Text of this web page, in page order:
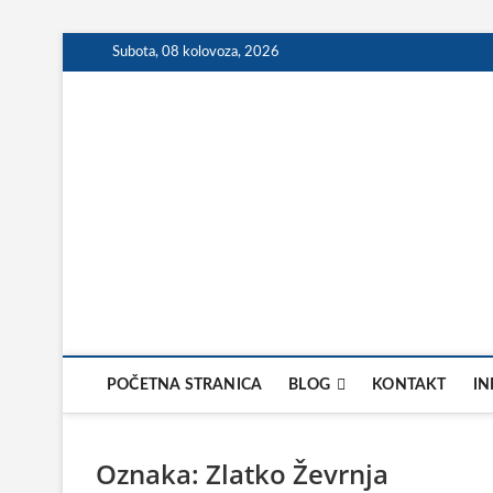
to
Subota, 08 kolovoza, 2026
POČETNA STRANICA BLOG KONTAKT
Oznaka: Zlatko Ževrnja